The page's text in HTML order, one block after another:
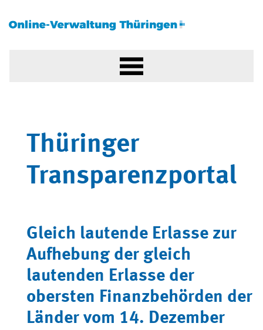
Thüringer
Transparenzportal
Gleich lautende Erlasse zur
Aufhebung der gleich
lautenden Erlasse der
obersten Finanzbehörden der
Länder vom 14. Dezember